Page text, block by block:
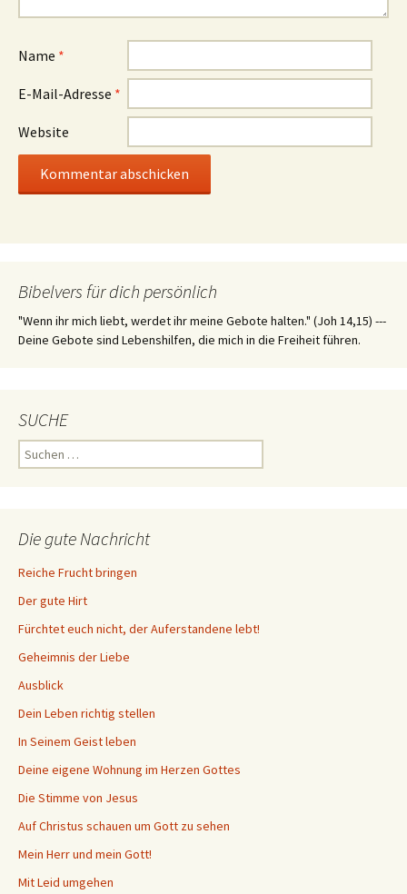
Name *
E-Mail-Adresse *
Website
Bibelvers für dich persönlich
"Wenn ihr mich liebt, werdet ihr meine Gebote halten." (Joh 14,15) ---
Deine Gebote sind Lebenshilfen, die mich in die Freiheit führen.
SUCHE
Suchen
nach:
Die gute Nachricht
Reiche Frucht bringen
Der gute Hirt
Fürchtet euch nicht, der Auferstandene lebt!
Geheimnis der Liebe
Ausblick
Dein Leben richtig stellen
In Seinem Geist leben
Deine eigene Wohnung im Herzen Gottes
Die Stimme von Jesus
Auf Christus schauen um Gott zu sehen
Mein Herr und mein Gott!
Mit Leid umgehen